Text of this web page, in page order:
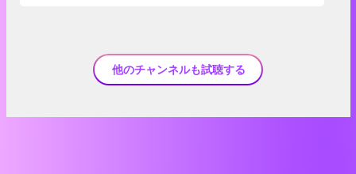
他のチャンネルも試聴する